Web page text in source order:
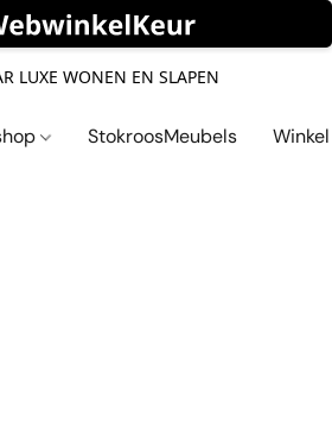
LUXE WONEN EN SLAPEN
StokroosMeubels